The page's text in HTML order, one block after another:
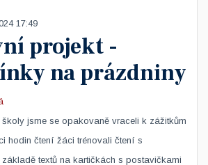
17:49
projekt -
na prázdniny
jsme se opakovaně vraceli k zážitkům
hodin čtení žáci trénovali čtení s
textů na kartičkách s postavičkami